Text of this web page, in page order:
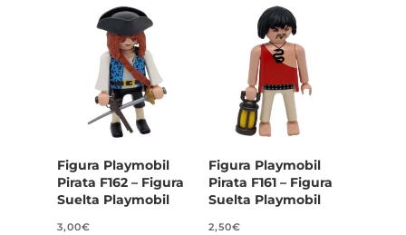
Figura Playmobil
Pirata F162 – Figura
Suelta Playmobil
3,00€
Figura Playmobil
Pirata F161 – Figura
Suelta Playmobil
2,50€